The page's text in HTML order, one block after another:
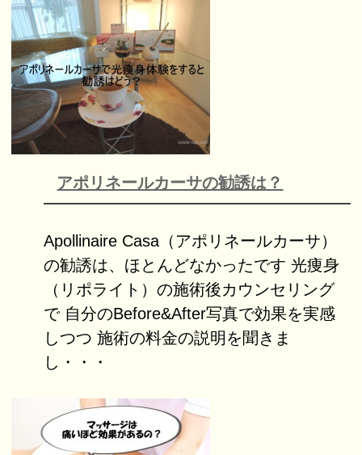
アポリネールカーサの勧誘は？
Apollinaire Casa（アポリネールカーサ）
の勧誘は、ほとんどなかったです 光痩身
（リポライト）の施術後カウンセリング
で 自分のBefore&After写真で効果を実感
しつつ 施術の料金の説明を聞きま
し・・・